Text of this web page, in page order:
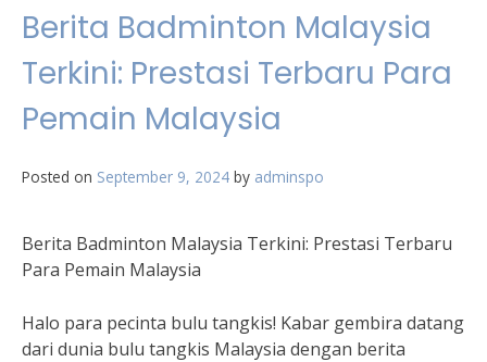
Berita Badminton Malaysia
Terkini: Prestasi Terbaru Para
Pemain Malaysia
Posted on September 9, 2024 by adminspo
Berita Badminton Malaysia Terkini: Prestasi Terbaru
Para Pemain Malaysia
Halo para pecinta bulu tangkis! Kabar gembira datang
dari dunia bulu tangkis Malaysia dengan berita